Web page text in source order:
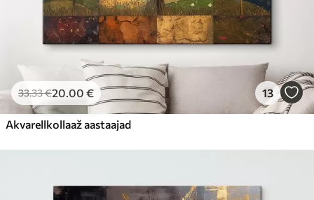
33.33€20.00 € 13
Akvarellkollaaž aastaajad